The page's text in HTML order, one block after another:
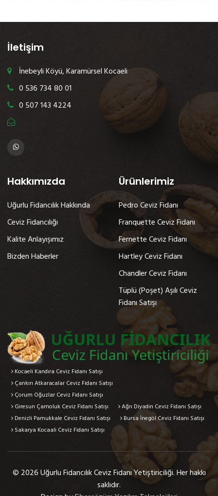
İletişim
İnebeyli Köyü, Karamürsel Kocaeli
0 536 734 80 01
0 507 143 4224
Hakkımızda
Uğurlu Fidancılık Hakkında
Ceviz Fidancılığı
Kalite Anlayışımız
Bizden Haberler
Ürünlerimiz
Pedro Ceviz Fidanı
Franquette Ceviz Fidanı
Fernette Ceviz Fidanı
Hartley Ceviz Fidanı
Chandler Ceviz Fidanı
Tüplü (Poşet) Aşılı Ceviz
Fidanı Satışı
Kocaeli Kandıra Ceviz Fidanı Satışı
Çankırı Atkaracalar Ceviz Fidanı Satışı
Çorum Oğuzlar Ceviz Fidanı Satışı
Giresun Çamoluk Ceviz Fidanı Satışı
Ağrı Diyadin Ceviz Fidanı Satışı
Denizli Pamukkale Ceviz Fidanı Satışı
Bursa İnegöl Ceviz Fidanı Satışı
Sakarya Kocaali Ceviz Fidanı Satışı
© 2026 Uğurlu Fidancılık Ceviz Fidanı Yetiştiriciliği. Her hakkı
saklıdır.